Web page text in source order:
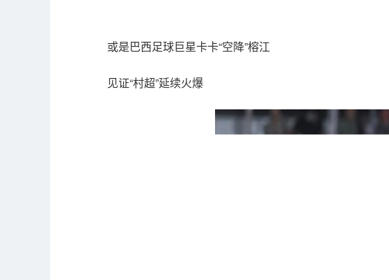
或是巴西足球巨星卡卡“空降”榕江
见证“村超”延续火爆